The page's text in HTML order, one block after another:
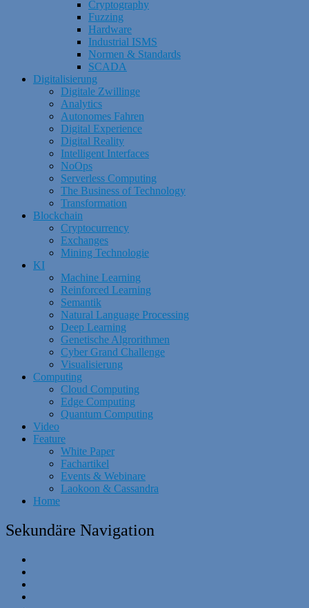
Cryptography
Fuzzing
Hardware
Industrial ISMS
Normen & Standards
SCADA
Digitalisierung
Digitale Zwillinge
Analytics
Autonomes Fahren
Digital Experience
Digital Reality
Intelligent Interfaces
NoOps
Serverless Computing
The Business of Technology
Transformation
Blockchain
Cryptocurrency
Exchanges
Mining Technologie
KI
Machine Learning
Reinforced Learning
Semantik
Natural Language Processing
Deep Learning
Genetische Algrorithmen
Cyber Grand Challenge
Visualisierung
Computing
Cloud Computing
Edge Computing
Quantum Computing
Video
Feature
White Paper
Fachartikel
Events & Webinare
Laokoon & Cassandra
Home
Sekundäre Navigation